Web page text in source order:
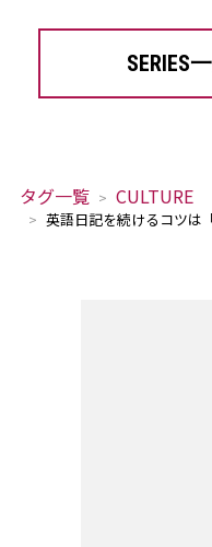
SERIES
タグ一覧 CULTURE
英語日記を続けるコツは